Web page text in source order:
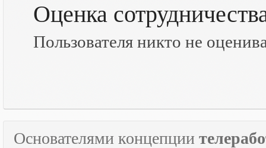
Оценка
Пользователя никто не
Основателями концепции